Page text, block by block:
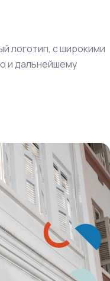
логотип, с широкими
и дальнейшему